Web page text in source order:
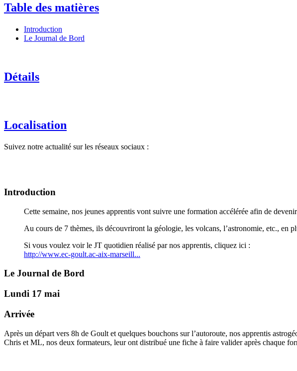
Table des matières
Introduction
Le Journal de Bord
Détails
Localisation
Suivez notre actualité sur les réseaux sociaux :
Introduction
Cette semaine, nos jeunes apprentis vont suivre une formation accélérée afin de
Au cours de 7 thèmes, ils découvriront la géologie, les volcans, l’astronomie, etc., en
Si vous voulez voir le JT quotidien réalisé par nos apprentis, cliquez ici :
http://www.ec-goult.ac-aix-marseill...
Le Journal de Bord
Lundi 17 mai
Arrivée
Après un départ vers 8h de Goult et quelques bouchons sur l’autoroute, nos apprentis
Chris et ML, nos deux formateurs, leur ont distribué une fiche à faire valider après chaque